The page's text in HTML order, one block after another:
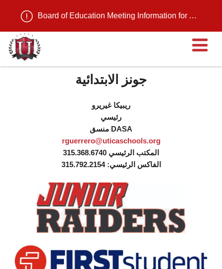
Board of Education Meeting Information for August 11, 2026
جونز الابتدائية
ريبيكا غيريرو
رئيسي
منسق DASA
rguerrero@uticaschools.org
المكتب الرئيسي 315.368.6740
الفاكس الرئيسي: 315.792.2154